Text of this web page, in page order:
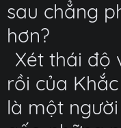
sau chẳng
hơn?
Xét thái độ
rồi của
là một